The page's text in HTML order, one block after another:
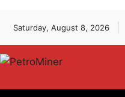
Saturday, August 8, 2026